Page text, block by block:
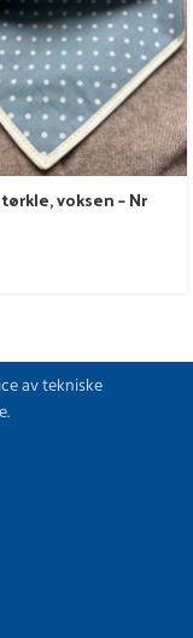
voksen – Nr
av tekniske